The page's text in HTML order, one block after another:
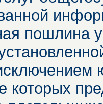
пошлина
которых